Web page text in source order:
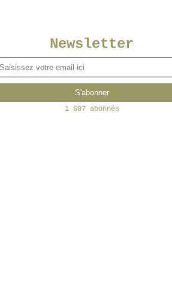
Newsletter
1 607 abonnés